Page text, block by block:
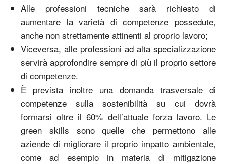
Alle professioni tecniche sarà richiesto di
aumentare la varietà di competenze possedute,
anche non strettamente attinenti al proprio lavoro;
Viceversa, alle professioni ad alta specializzazione
servirà approfondire sempre di più il proprio settore
di competenze.
È prevista inoltre una domanda trasversale di
competenze sulla sostenibilità su cui dovrà
formarsi oltre il 60% dell’attuale forza lavoro. Le
green skills sono quelle che permettono alle
aziende di migliorare il proprio impatto ambientale,
come ad esempio in materia di mitigazione